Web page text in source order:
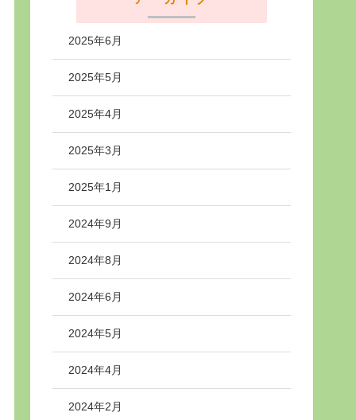
2025年6月
2025年5月
2025年4月
2025年3月
2025年1月
2024年9月
2024年8月
2024年6月
2024年5月
2024年4月
2024年2月